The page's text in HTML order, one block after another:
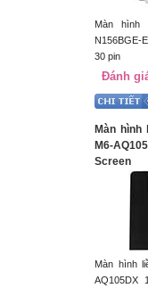
Màn hình
N156BGE-
30 pin
Đánh
Màn
M6-
Screen
Màn hình
AQ105DX